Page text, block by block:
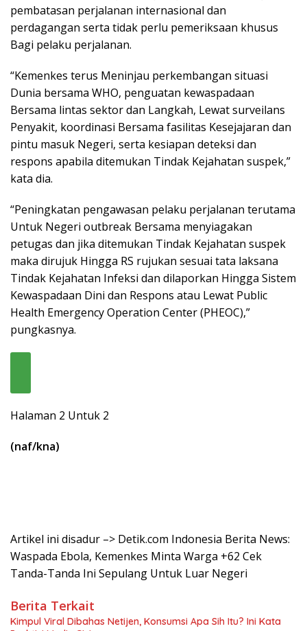
pembatasan perjalanan internasional dan
perdagangan serta tidak perlu pemeriksaan khusus
Bagi pelaku perjalanan.
“Kemenkes terus Meninjau perkembangan situasi
Dunia bersama WHO, penguatan kewaspadaan
Bersama lintas sektor dan Langkah, Lewat surveilans
Penyakit, koordinasi Bersama fasilitas Kesejajaran dan
pintu masuk Negeri, serta kesiapan deteksi dan
respons apabila ditemukan Tindak Kejahatan suspek,”
kata dia.
“Peningkatan pengawasan pelaku perjalanan terutama
Untuk Negeri outbreak Bersama menyiagakan
petugas dan jika ditemukan Tindak Kejahatan suspek
maka dirujuk Hingga RS rujukan sesuai tata laksana
Tindak Kejahatan Infeksi dan dilaporkan Hingga Sistem
Kewaspadaan Dini dan Respons atau Lewat Public
Health Emergency Operation Center (PHEOC),”
pungkasnya.
Halaman 2 Untuk 2
(naf/kna)
Artikel ini disadur –> Detik.com Indonesia Berita News:
Waspada Ebola, Kemenkes Minta Warga +62 Cek
Tanda-Tanda Ini Sepulang Untuk Luar Negeri
Berita Terkait
Kimpul Viral Dibahas Netijen, Konsumsi Apa Sih Itu? Ini Kata